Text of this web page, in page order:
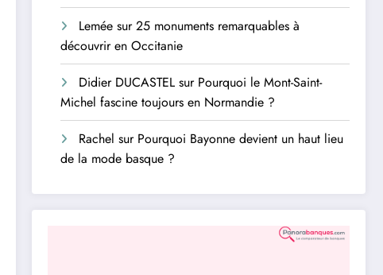
Lemée sur25 monuments remarquables à
découvrir en Occitanie
Didier DUCASTEL sur Pourquoi le Mont-Saint-
Michel fascine toujours en Normandie ?
Rachel sur Pourquoi Bayonne devient un haut lieu
de la mode basque ?